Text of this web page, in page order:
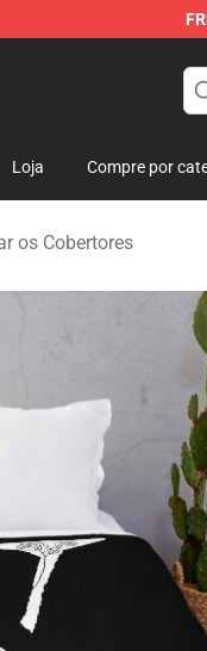
Loja Compre por
os Cobertores